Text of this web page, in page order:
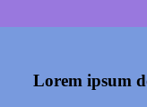
Lorem ipsum